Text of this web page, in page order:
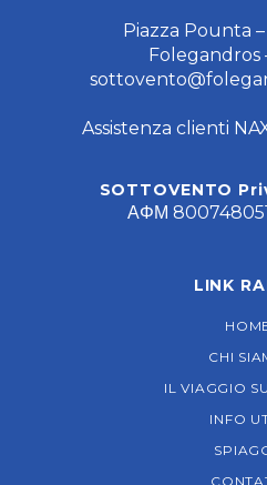
Piazza Pounta
Folegandros
Assistenza clienti
SOTTOVENTO
ΑΦΜ
LINK
CHI
IL VIAGGIO
INFO